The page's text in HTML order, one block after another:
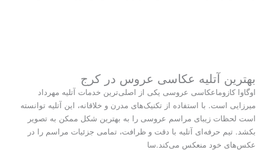
بهترین آتلیه عکاسی عروس در کرج
اوگاوا کازوماعکاسی عروسی یکی از اصلی‌ترین خدمات آتلیه مهرداد
میرزایی است. با استفاده از تکنیک‌های مدرن و خلاقانه، این آتلیه توانسته
است لحظات زیبای مراسم عروسی را به بهترین شکل ممکن به تصویر
بکشد. تیم حرفه‌ای آتلیه با دقت و ظرافت، تمامی جزئیات مراسم را در
عکس‌های خود منعکس می‌کند.سا